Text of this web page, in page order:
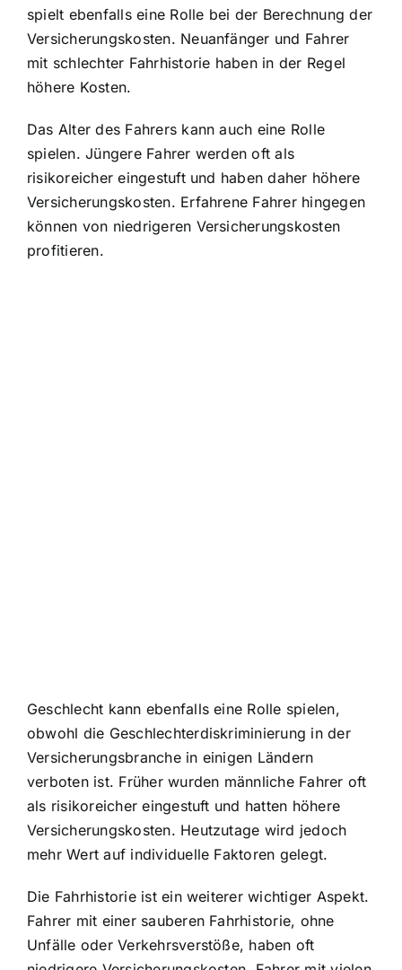
spielt ebenfalls eine Rolle bei der Berechnung der
Versicherungskosten. Neuanfänger und Fahrer
mit schlechter Fahrhistorie haben in der Regel
höhere Kosten.
Das Alter des Fahrers kann auch eine Rolle
spielen. Jüngere Fahrer werden oft als
risikoreicher eingestuft und haben daher höhere
Versicherungskosten. Erfahrene Fahrer hingegen
können von niedrigeren Versicherungskosten
profitieren.
Geschlecht kann ebenfalls eine Rolle spielen,
obwohl die Geschlechterdiskriminierung in der
Versicherungsbranche in einigen Ländern
verboten ist. Früher wurden männliche Fahrer oft
als risikoreicher eingestuft und hatten höhere
Versicherungskosten. Heutzutage wird jedoch
mehr Wert auf individuelle Faktoren gelegt.
Die Fahrhistorie ist ein weiterer wichtiger Aspekt.
Fahrer mit einer sauberen Fahrhistorie, ohne
Unfälle oder Verkehrsverstöße, haben oft